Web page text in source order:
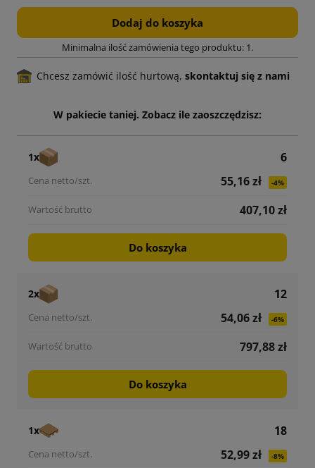
Dodaj do koszyka
Minimalna ilość zamówienia tego produktu: 1.
Chcesz zamówić ilość hurtową, skontaktuj się z nami
W pakiecie taniej. Zobacz ile zaoszczędzisz:
1x
6
55,16 zł
-4%
407,10 zł
Do koszyka
2x
12
54,06 zł
-6%
797,88 zł
Do koszyka
1x
18
52,99 zł
-8%